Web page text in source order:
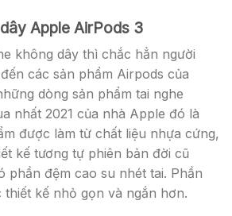
Apple AirPods 3
không dây thì chắc hẳn người
các sản phẩm Airpods của
dòng sản phẩm tai nghe
nhất 2021 của nhà Apple đó là
được làm từ chất liệu nhựa cứng,
kế tương tự phiên bản đời cũ
phần đệm cao su nhét tai. Phần
kế nhỏ gọn và ngắn hơn.